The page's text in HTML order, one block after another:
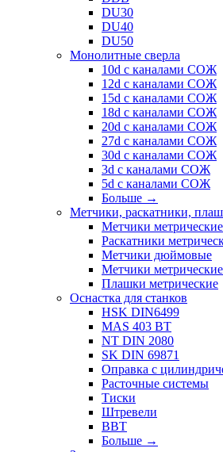
DU30
DU40
DU50
Монолитные сверла
10d с каналами СОЖ
12d с каналами СОЖ
15d с каналами СОЖ
18d с каналами СОЖ
20d с каналами СОЖ
27d с каналами СОЖ
30d с каналами СОЖ
3d с каналами СОЖ
5d с каналами СОЖ
Больше →
Метчики, раскатники,
Метчики метрические
Раскатники
Метчики дюймовые
Метчики
Плашки метрические
Оснастка для станков
HSK DIN6499
MAS 403 BT
NT DIN 2080
SK DIN 69871
Оправка с
Расточные системы
Тиски
Штревели
BBT
Больше →